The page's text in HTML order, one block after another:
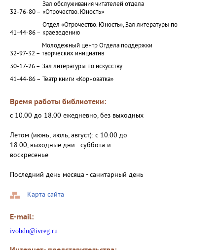
32-76-80 –
Зал обслуживания читателей отдела
«Отрочество. Юность»
41-44-86 –
Отдел «Отрочество. Юность», Зал литературы по
краеведению
32-97-32 –
Молодежный центр Отдела поддержки
творческих инициатив
30-17-26 – Зал литературы по искусству
41-44-86 – Театр книги «Корноватка»
Время работы библиотеки:
с 10.00 до 18.00 ежедневно, без выходных
Летом (июнь, июль, август): с 10.00 до
18.00, выходные дни - суббота и
воскресенье
Последний день месяца - санитарный день
Карта сайта
E-mail:
ivobdu@ivreg.ru